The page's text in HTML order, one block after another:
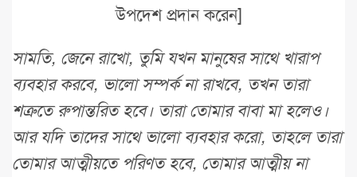
উপদেশ প্রদান করেন]
সামতি, জেনে রাখো, তুমি যখন মানুষের সাথে খারাপ
ব্যবহার করবে, ভালো সম্পর্ক না রাখবে, তখন তারা
শত্রুতে রুপান্তরিত হবে। তারা তোমার বাবা মা হলেও।
আর যদি তাদের সাথে ভালো ব্যবহার করো, তাহলে তারা
তোমার আত্মীয়তে পরিণত হবে, তোমার আত্মীয় না